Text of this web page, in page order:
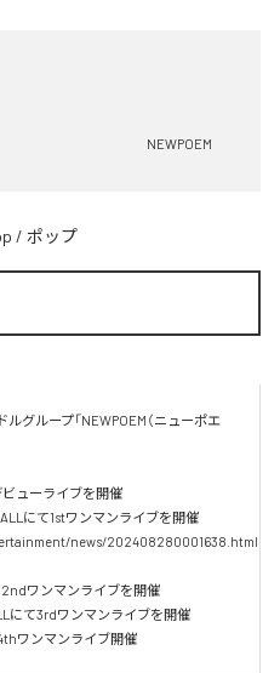
NEWPOEM
/ ポップ
グループ「NEWPOEM（ニューポエ
ューライブを開催
にて1stワンマンライブを開催
news/202408280001638.html
ワンマンライブを開催
にて3rdワンマンライブを開催
ワンマンライブ開催